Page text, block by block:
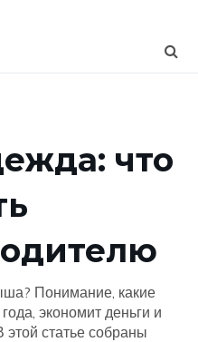
что
Понимание, какие
экономит деньги и
этой статье собраны